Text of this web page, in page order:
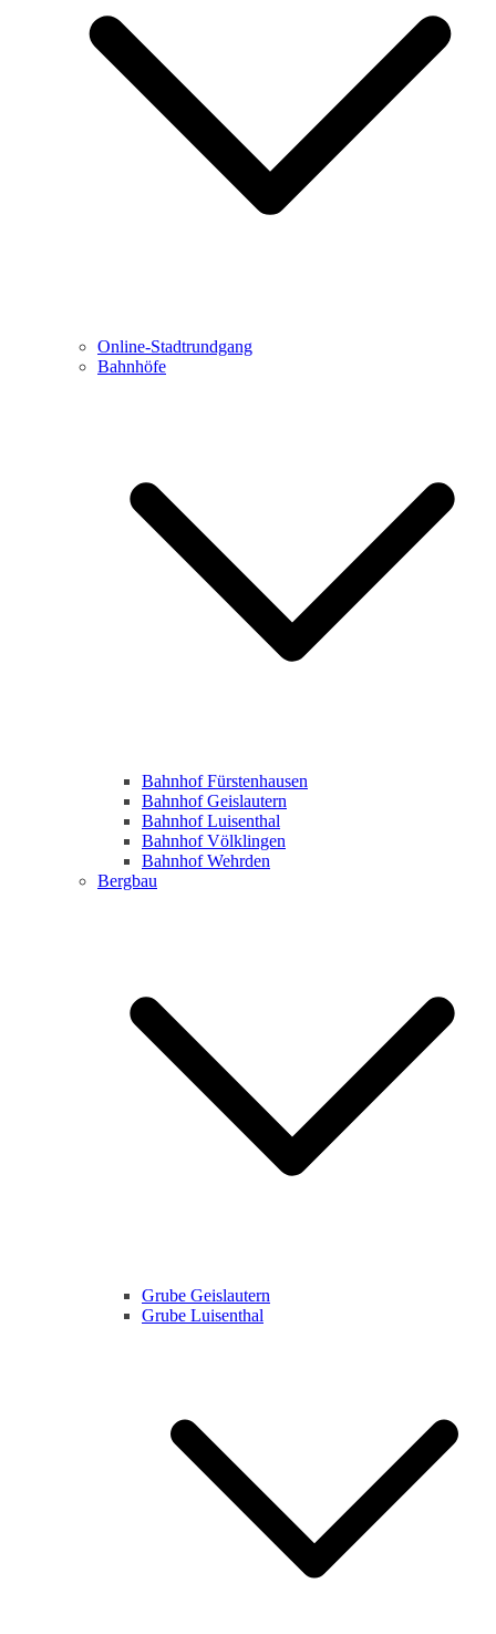
Online-Stadtrundgang
Bahnhöfe
Bahnhof Fürstenhausen
Bahnhof Geislautern
Bahnhof Luisenthal
Bahnhof Völklingen
Bahnhof Wehrden
Bergbau
Grube Geislautern
Grube Luisenthal